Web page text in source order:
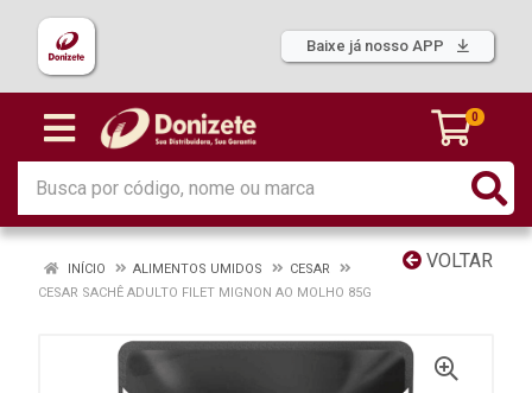
Baixe já nosso APP
0
VOLTAR
INÍCIO ALIMENTOS UMIDOS
CESAR
CESAR SACHÊ ADULTO FILET MIGNON AO MOLHO 85G